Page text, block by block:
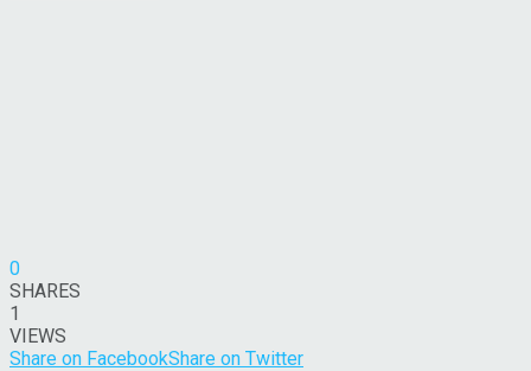
0
SHARES
1
VIEWS
Share on FacebookShare on Twitter